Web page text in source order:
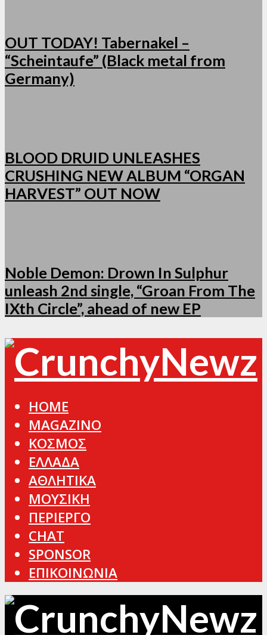
OUT TODAY! Tabernakel –
“Scheintaufe” (Black metal from
Germany)
BLOOD DRUID UNLEASHES
CRUSHING NEW ALBUM “ORGAN
HARVEST” OUT NOW
Noble Demon: Drown In Sulphur
unleash 2nd single, “Groan From The
IXth Circle”, ahead of new EP
HOME
MAGAZINO
ΚΟΣΜΟΣ
ΕΛΛΑΔΑ
ΑΘΛΗΤΙΚΑ
ΜΟΥΣΙΚΗ
ΠΕΡΙΕΡΓΟ
CHAT
SPONSOR
ΕΠΙΚΟΙΝΩΝΙΑ